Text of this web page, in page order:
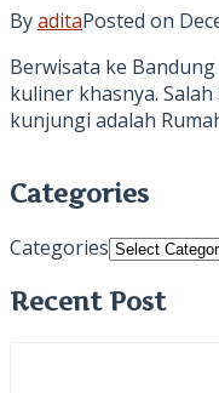
ByaditaPosted on
Berwisata ke
kuliner khasnya.
kunjungi adalah
Categories
Categories
Recent Post